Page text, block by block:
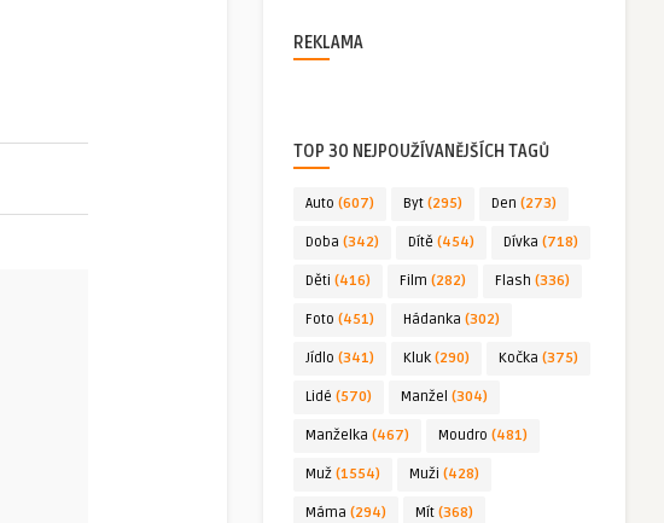
REKLAMA
TOP 30 NEJPOUŽÍVANĚJŠÍCH TAGŮ
Auto (607) Byt (295) Den (273)
Doba (342) Dítě (454) Dívka (718)
Děti (416) Film (282) Flash (336)
Foto (451) Hádanka (302)
Jídlo (341) Kluk (290) Kočka (375)
Lidé (570) Manžel (304)
Manželka (467) Moudro (481)
Muž (1554) Muži (428)
Máma (294) Mít (368)